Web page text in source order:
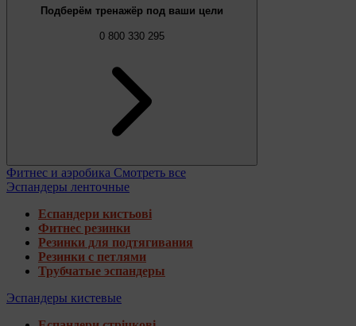
Подберём тренажёр под ваши цели
0 800 330 295
Фитнес и аэробика Смотреть все
Эспандеры ленточные
Еспандери кистьові
Фитнес резинки
Резинки для подтягивания
Резинки с петлями
Трубчатые эспандеры
Эспандеры кистевые